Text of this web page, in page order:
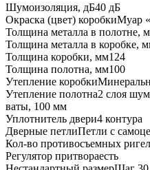
Шумоизоляция, дБ40 дБ
Окраска (цвет) коробкиМуар
Толщина металла в полотне,
Толщина металла в коробке,
Толщина коробки, мм124
Толщина полотна, мм100
Утепление коробки
Утепление полотна2 слоя
ваты, 100 мм
Уплотнитель двери4 контура
Дверные петлиПетли с
Кол-во противосъемных
Регулятор притвораесть